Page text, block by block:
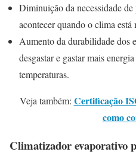
Diminuição da necessidade
acontecer quando o clima
Aumento da durabilidade dos
desgastar e gastar mais
temperaturas.
Veja também: Certificação
como
Climatizador evaporativo